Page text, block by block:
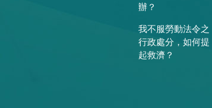
辦？
我不服勞動法令之
行政處分，如何提
起救濟？